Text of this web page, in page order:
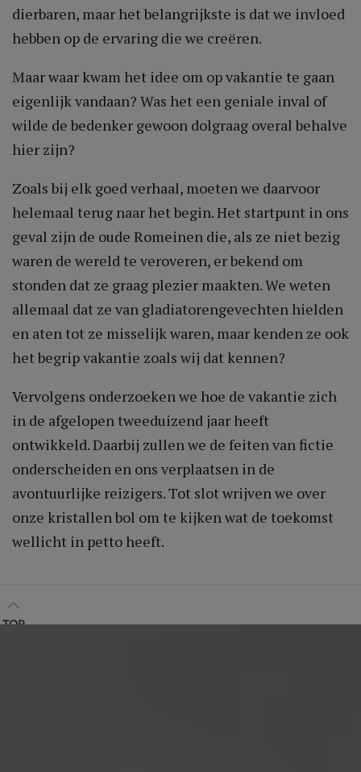
dierbaren, maar het belangrijkste is dat we invloed
hebben op de ervaring die we creëren.
Maar waar kwam het idee om op vakantie te gaan
eigenlijk vandaan? Was het een geniale inval of
wilde de bedenker gewoon dolgraag overal behalve
hier zijn?
Zoals bij elk goed verhaal, moeten we daarvoor
helemaal terug naar het begin. Het startpunt in ons
geval zijn de oude Romeinen die, als ze niet bezig
waren de wereld te veroveren, er bekend om
stonden dat ze graag plezier maakten. We weten
allemaal dat ze van gladiatorengevechten hielden
en aten tot ze misselijk waren, maar kenden ze ook
het begrip vakantie zoals wij dat kennen?
Vervolgens onderzoeken we hoe de vakantie zich
in de afgelopen tweeduizend jaar heeft
ontwikkeld. Daarbij zullen we de feiten van fictie
onderscheiden en ons verplaatsen in de
avontuurlijke reizigers. Tot slot wrijven we over
onze kristallen bol om te kijken wat de toekomst
wellicht in petto heeft.
TOP